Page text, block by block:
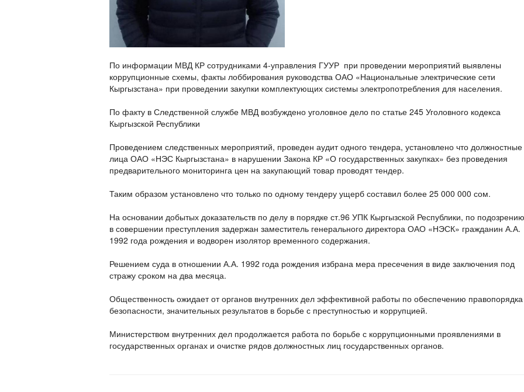
По информации МВД КР сотрудниками 4-управления ГУУР при проведении мероприятий выявлены
коррупционные схемы, факты лоббирования руководства ОАО «Национальные электрические сети
Кыргызстана» при проведении закупки комплектующих системы электропотребления для населения.
По факту в Следственной службе МВД возбуждено уголовное дело по статье 245 Уголовного кодекса
Кыргызской Республики
Проведением следственных мероприятий, проведен аудит одного тендера, установлено что должностные
лица ОАО «НЭС Кыргызстана» в нарушении Закона КР «О государственных закупках» без проведения
предварительного мониторинга цен на закупающий товар проводят тендер.
Таким образом установлено что только по одному тендеру ущерб составил более 25 000 000 сом.
На основании добытых доказательств по делу в порядке ст.96 УПК Кыргызской Республики, по подозрению
в совершении преступления задержан заместитель генерального директора ОАО «НЭСК» гражданин А.А.
1992 года рождения и водворен изолятор временного содержания.
Решением суда в отношении А.А. 1992 года рождения избрана мера пресечения в виде заключения под
стражу сроком на два месяца.
Общественность ожидает от органов внутренних дел эффективной работы по обеспечению
безопасности, значительных результатов в борьбе с преступностью и коррупцией.
Министерством внутренних дел продолжается работа по борьбе с коррупционными проявлениями в
государственных органах и очистке рядов должностных лиц государственных органов.